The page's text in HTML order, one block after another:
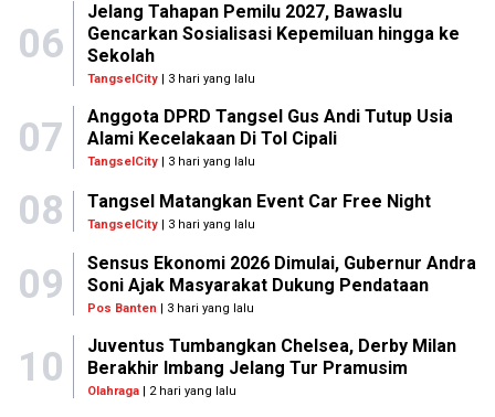
06
Jelang Tahapan Pemilu 2027, Bawaslu
Gencarkan Sosialisasi Kepemiluan hingga ke
Sekolah
TangselCity| 3 hari yang lalu
07
Anggota DPRD Tangsel Gus Andi Tutup Usia
Alami Kecelakaan Di Tol Cipali
TangselCity| 3 hari yang lalu
08 Tangsel Matangkan Event Car Free Night
TangselCity | 3 hari yang lalu
09
Sensus Ekonomi 2026 Dimulai, Gubernur Andra
Soni Ajak Masyarakat Dukung Pendataan
Pos Banten | 3 hari yang lalu
10
Juventus Tumbangkan Chelsea, Derby Milan
Berakhir Imbang Jelang Tur Pramusim
Olahraga| 2 hari yang lalu